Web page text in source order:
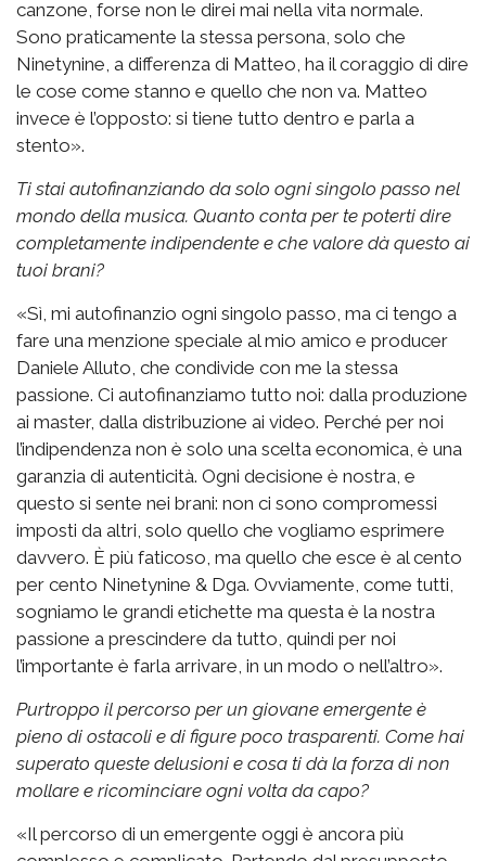
canzone, forse non le direi mai nella vita normale.
Sono praticamente la stessa persona, solo che
Ninetynine, a differenza di Matteo, ha il coraggio di dire
le cose come stanno e quello che non va. Matteo
invece è l’opposto: si tiene tutto dentro e parla a
stento».
Ti stai autofinanziando da solo ogni singolo passo nel
mondo della musica. Quanto conta per te poterti dire
completamente indipendente e che valore dà questo ai
tuoi brani?
«Sì, mi autofinanzio ogni singolo passo, ma ci tengo a
fare una menzione speciale al mio amico e producer
Daniele Alluto, che condivide con me la stessa
passione. Ci autofinanziamo tutto noi: dalla produzione
ai master, dalla distribuzione ai video. Perché per noi
l’indipendenza non è solo una scelta economica, è una
garanzia di autenticità. Ogni decisione è nostra, e
questo si sente nei brani: non ci sono compromessi
imposti da altri, solo quello che vogliamo esprimere
davvero. È più faticoso, ma quello che esce è al cento
per cento Ninetynine & Dga. Ovviamente, come tutti,
sogniamo le grandi etichette ma questa è la nostra
passione a prescindere da tutto, quindi per noi
l’importante è farla arrivare, in un modo o nell’altro».
Purtroppo il percorso per un giovane emergente è
pieno di ostacoli e di figure poco trasparenti. Come hai
superato queste delusioni e cosa ti dà la forza di non
mollare e ricominciare ogni volta da capo?
«Il percorso di un emergente oggi è ancora più